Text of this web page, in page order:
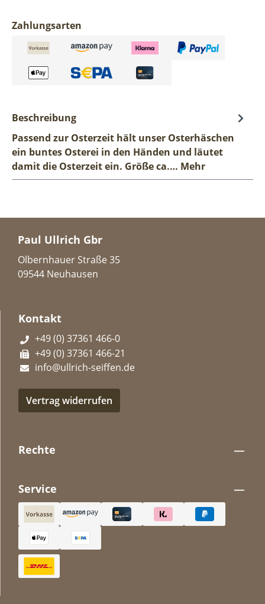
Zahlungsarten
Beschreibung
Passend zur Osterzeit hält unser Osterhäschen
ein buntes Osterei in den Händen und läutet
damit die Osterzeit ein. Größe ca.… Mehr
Paul Ullrich Gbr
Olbernhauer Straße 35
09544 Neuhausen
Kontakt
+49 (0) 37361 466-0
+49 (0) 37361 466-21
info@ullrich-seiffen.de
Vertrag widerrufen
Rechte
Service